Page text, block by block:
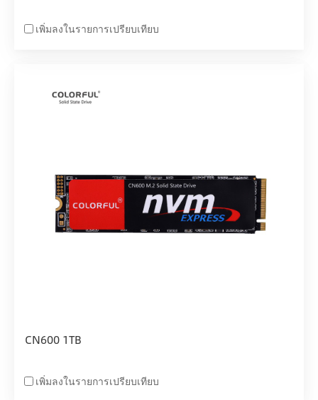
เพิ่มลงในรายการเปรียบเทียบ
CN600 1TB
เพิ่มลงในรายการเปรียบเทียบ